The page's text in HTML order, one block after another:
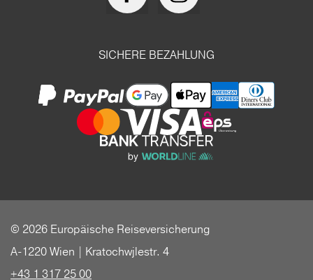
SICHERE BEZAHLUNG
© 2026 Europäische Reiseversicherung
A-1220 Wien | Kratochwjlestr. 4
+43 1 317 25 00